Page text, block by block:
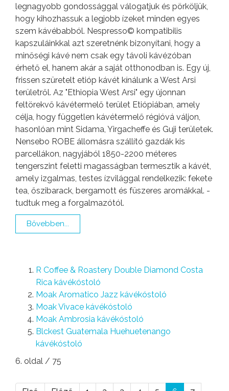
legnagyobb gondossággal válogatjuk és pörköljük,
hogy kihozhassuk a legjobb ízeket minden egyes
szem kávébabból. Nespresso© kompatibilis
kapszuláinkkal azt szeretnénk bizonyítani, hogy a
minőségi kávé nem csak egy távoli kávézóban
érhető el, hanem akár a saját otthonodban is. Egy új,
frissen szüretelt etióp kávét kínálunk a West Arsi
területről. Az "Ethiopia West Arsi" egy újonnan
feltörekvő kávétermelő terület Etiópiában, amely
célja, hogy független kávétermelő régióvá váljon,
hasonlóan mint Sidama, Yirgacheffe és Guji területek.
Nensebo ROBE állomásra szállító gazdák kis
parcellákon, nagyjából 1850-2200 méteres
tengerszint feletti magasságban termesztik a kávét,
amely izgalmas, testes ízvilággal rendelkezik: fekete
tea, őszibarack, bergamott és füszeres aromákkal. -
tudtuk meg a forgalmazótól.
Bővebben...
R Coffee & Roastery Double Diamond Costa
Rica kávékóstoló
Moak Aromatico Jazz kávékóstoló
Moak Vivace kávékóstoló
Moak Ambrosia kávékóstoló
Blckest Guatemala Huehuetenango
kávékóstoló
6. oldal / 75